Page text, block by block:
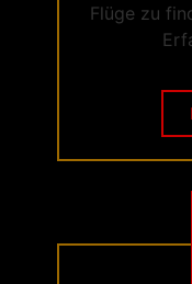
Flüge zu